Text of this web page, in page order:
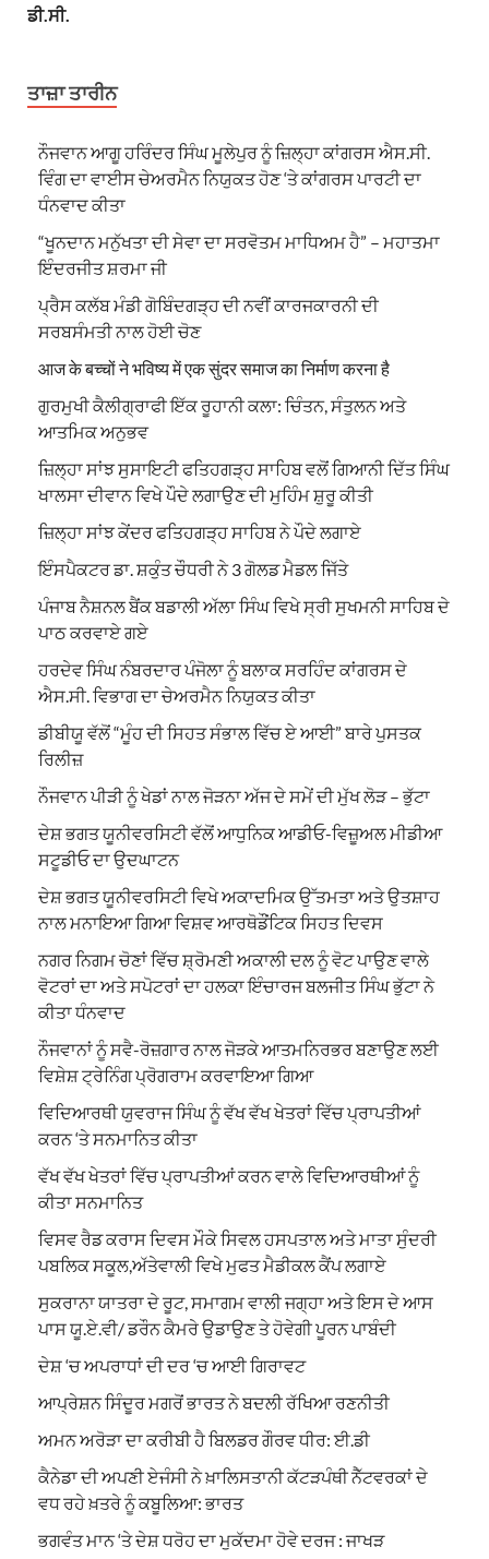
ਡੀ.ਸੀ.
ਤਾਜ਼ਾ ਤਾਰੀਨ
ਨੌਜਵਾਨ ਆਗੂ ਹਰਿੰਦਰ ਸਿੰਘ ਮੂਲੇਪੁਰ ਨੂੰ ਜ਼ਿਲ੍ਹਾ ਕਾਂਗਰਸ ਐਸ.ਸੀ.
ਵਿੰਗ ਦਾ ਵਾਈਸ ਚੇਅਰਮੈਨ ਨਿਯੁਕਤ ਹੋਣ ‘ਤੇ ਕਾਂਗਰਸ ਪਾਰਟੀ ਦਾ
ਧੰਨਵਾਦ ਕੀਤਾ
“ਖੂਨਦਾਨ ਮਨੁੱਖਤਾ ਦੀ ਸੇਵਾ ਦਾ ਸਰਵੋਤਮ ਮਾਧਿਅਮ ਹੈ” – ਮਹਾਤਮਾ
ਇੰਦਰਜੀਤ ਸ਼ਰਮਾ ਜੀ
ਪ੍ਰੈਸ ਕਲੱਬ ਮੰਡੀ ਗੋਬਿੰਦਗੜ੍ਹ ਦੀ ਨਵੀਂ ਕਾਰਜਕਾਰਨੀ ਦੀ
ਸਰਬਸੰਮਤੀ ਨਾਲ ਹੋਈ ਚੋਣ
आज के बच्चों ने भविष्य में एक सुंदर समाज का निर्माण करना है
ਗੁਰਮੁਖੀ ਕੈਲੀਗ੍ਰਾਫੀ ਇੱਕ ਰੂਹਾਨੀ ਕਲਾ: ਚਿੰਤਨ, ਸੰਤੁਲਨ ਅਤੇ
ਆਤਮਿਕ ਅਨੁਭਵ
ਜ਼ਿਲ੍ਹਾ ਸਾਂਝ ਸੁਸਾਇਟੀ ਫਤਿਹਗੜ੍ਹ ਸਾਹਿਬ ਵਲੋਂ ਗਿਆਨੀ ਦਿੱਤ ਸਿੰਘ
ਖਾਲਸਾ ਦੀਵਾਨ ਵਿਖੇ ਪੌਦੇ ਲਗਾਉਣ ਦੀ ਮੁਹਿੰਮ ਸ਼ੁਰੂ ਕੀਤੀ
ਜ਼ਿਲ੍ਹਾ ਸਾਂਝ ਕੇਂਦਰ ਫਤਿਹਗੜ੍ਹ ਸਾਹਿਬ ਨੇ ਪੌਦੇ ਲਗਾਏ
ਇੰਸਪੈਕਟਰ ਡਾ. ਸ਼ਕੁੰਤ ਚੌਧਰੀ ਨੇ 3 ਗੋਲਡ ਮੈਡਲ ਜਿੱਤੇ
ਪੰਜਾਬ ਨੈਸ਼ਨਲ ਬੈਂਕ ਬਡਾਲੀ ਅੱਲਾ ਸਿੰਘ ਵਿਖੇ ਸ੍ਰੀ ਸੁਖਮਨੀ ਸਾਹਿਬ ਦੇ
ਪਾਠ ਕਰਵਾਏ ਗਏ
ਹਰਦੇਵ ਸਿੰਘ ਨੰਬਰਦਾਰ ਪੰਜੋਲਾ ਨੂੰ ਬਲਾਕ ਸਰਹਿੰਦ ਕਾਂਗਰਸ ਦੇ
ਐਸ.ਸੀ. ਵਿਭਾਗ ਦਾ ਚੇਅਰਮੈਨ ਨਿਯੁਕਤ ਕੀਤਾ
ਡੀਬੀਯੂ ਵੱਲੋਂ “ਮੂੰਹ ਦੀ ਸਿਹਤ ਸੰਭਾਲ ਵਿੱਚ ਏ ਆਈ” ਬਾਰੇ ਪੁਸਤਕ
ਰਿਲੀਜ਼
ਨੌਜਵਾਨ ਪੀੜੀ ਨੂੰ ਖੇਡਾਂ ਨਾਲ ਜੋੜਨਾ ਅੱਜ ਦੇ ਸਮੇਂ ਦੀ ਮੁੱਖ ਲੋੜ – ਭੁੱਟਾ
ਦੇਸ਼ ਭਗਤ ਯੂਨੀਵਰਸਿਟੀ ਵੱਲੋਂ ਆਧੁਨਿਕ ਆਡੀਓ-ਵਿਜ਼ੂਅਲ ਮੀਡੀਆ
ਸਟੂਡੀਓ ਦਾ ਉਦਘਾਟਨ
ਦੇਸ਼ ਭਗਤ ਯੂਨੀਵਰਸਿਟੀ ਵਿਖੇ ਅਕਾਦਮਿਕ ਉੱਤਮਤਾ ਅਤੇ ਉਤਸ਼ਾਹ
ਨਾਲ ਮਨਾਇਆ ਗਿਆ ਵਿਸ਼ਵ ਆਰਥੋਡੌਂਟਿਕ ਸਿਹਤ ਦਿਵਸ
ਨਗਰ ਨਿਗਮ ਚੋਣਾਂ ਵਿੱਚ ਸ਼੍ਰੋਮਣੀ ਅਕਾਲੀ ਦਲ ਨੂੰ ਵੋਟ ਪਾਉਣ ਵਾਲੇ
ਵੋਟਰਾਂ ਦਾ ਅਤੇ ਸਪੋਟਰਾਂ ਦਾ ਹਲਕਾ ਇੰਚਾਰਜ ਬਲਜੀਤ ਸਿੰਘ ਭੁੱਟਾ ਨੇ
ਕੀਤਾ ਧੰਨਵਾਦ
ਨੌਜਵਾਨਾਂ ਨੂੰ ਸਵੈ-ਰੋਜ਼ਗਾਰ ਨਾਲ ਜੋੜਕੇ ਆਤਮਨਿਰਭਰ ਬਣਾਉਣ ਲਈ
ਵਿਸ਼ੇਸ਼ ਟ੍ਰੇਨਿੰਗ ਪ੍ਰੋਗਰਾਮ ਕਰਵਾਇਆ ਗਿਆ
ਵਿਦਿਆਰਥੀ ਯੁਵਰਾਜ ਸਿੰਘ ਨੂੰ ਵੱਖ ਵੱਖ ਖੇਤਰਾਂ ਵਿੱਚ ਪ੍ਰਾਪਤੀਆਂ
ਕਰਨ ‘ਤੇ ਸਨਮਾਨਿਤ ਕੀਤਾ
ਵੱਖ ਵੱਖ ਖੇਤਰਾਂ ਵਿੱਚ ਪ੍ਰਾਪਤੀਆਂ ਕਰਨ ਵਾਲੇ ਵਿਦਿਆਰਥੀਆਂ ਨੂੰ
ਕੀਤਾ ਸਨਮਾਨਿਤ
ਵਿਸਵ ਰੈਡ ਕਰਾਸ ਦਿਵਸ ਮੌਕੇ ਸਿਵਲ ਹਸਪਤਾਲ ਅਤੇ ਮਾਤਾ ਸੁੰਦਰੀ
ਪਬਲਿਕ ਸਕੂਲ,ਅੱਤੇਵਾਲੀ ਵਿਖੇ ਮੁਫਤ ਮੈਡੀਕਲ ਕੈਂਪ ਲਗਾਏ
ਸੁਕਰਾਨਾ ਯਾਤਰਾ ਦੇ ਰੂਟ, ਸਮਾਗਮ ਵਾਲੀ ਜਗ੍ਹਾ ਅਤੇ ਇਸ ਦੇ ਆਸ
ਪਾਸ ਯੂ.ਏ.ਵੀ/ ਡਰੌਨ ਕੈਮਰੇ ਉਡਾਉਣ ਤੇ ਹੋਵੇਗੀ ਪੂਰਨ ਪਾਬੰਦੀ
ਦੇਸ਼ ‘ਚ ਅਪਰਾਧਾਂ ਦੀ ਦਰ ‘ਚ ਆਈ ਗਿਰਾਵਟ
ਆਪ੍ਰੇਸ਼ਨ ਸਿੰਦੂਰ ਮਗਰੋਂ ਭਾਰਤ ਨੇ ਬਦਲੀ ਰੱਖਿਆ ਰਣਨੀਤੀ
ਅਮਨ ਅਰੋੜਾ ਦਾ ਕਰੀਬੀ ਹੈ ਬਿਲਡਰ ਗੌਰਵ ਧੀਰ: ਈ.ਡੀ
ਕੈਨੇਡਾ ਦੀ ਅਪਣੀ ਏਜੰਸੀ ਨੇ ਖ਼ਾਲਿਸਤਾਨੀ ਕੱਟੜਪੰਥੀ ਨੈੱਟਵਰਕਾਂ ਦੇ
ਵਧ ਰਹੇ ਖ਼ਤਰੇ ਨੂੰ ਕਬੂਲਿਆ: ਭਾਰਤ
ਭਗਵੰਤ ਮਾਨ ‘ਤੇ ਦੇਸ਼ ਧਰੋਹ ਦਾ ਮੁਕੱਦਮਾ ਹੋਵੇ ਦਰਜ : ਜਾਖੜ